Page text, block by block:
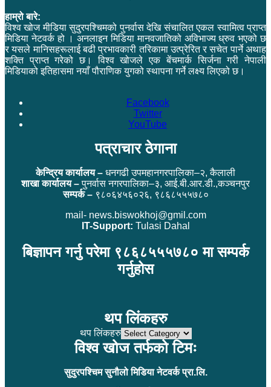
हाम्रो बारे:
विश्व खोज मीडिया सुदुरपश्चिमको पुनर्वास देखि संचालित एकल स्वामित्व प्राप्त
मिडिया नेटवर्क हो । अनलाइन मिडिया मानवजातिको अविभाज्य ध्रुव भएको छ
र यसले मानिसहरूलाई बढी प्रभावकारी तरिकामा उत्प्रेरित र सचेत पार्ने अथाह
शक्ति प्राप्त गरेको छ। विश्व खोजले एक बेंचमार्क सिर्जना गरी नेपाली
मिडियाको इतिहासमा नयाँ पौराणिक युगको स्थापना गर्ने लक्ष्य लिएको छ।
Facebook
Twitter
YouTube
पत्राचार ठेगाना
केन्द्रिय कार्यालय – धनगढी उपमहानगरपालिका–२, कैलाली
शाखा कार्यालय –पुनर्वास नगरपालिका–३, आई.बी.आर.डी.,कञ्चनपुर
सम्पर्क –९८०६४५६०२६, ९८६८५५५७८०
mail- news.biswokhoj@gmil.com
IT-Support: Tulasi Dahal
बिज्ञापन गर्नु परेमा ९८६८५५५७८० मा सम्पर्क
गर्नुहोस
थप लिंकहरु
थप लिंकहरु
विश्व खोज तर्फको टिमः
सुदुरपश्चिम सुनौलो मिडिया नेटवर्क प्रा.लि.